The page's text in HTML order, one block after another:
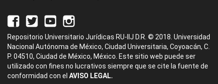
Repositorio Universitario Jurídicas RU-IIJ D.R. © 2018. Universidad
Nacional Autónoma de México, Ciudad Universitaria, Coyoacán, C.
P. 04510, Ciudad de México, México. Este sitio web puede ser
utilizado con fines no lucrativos siempre que se cite la fuente de
conformidad con el AVISO LEGAL.